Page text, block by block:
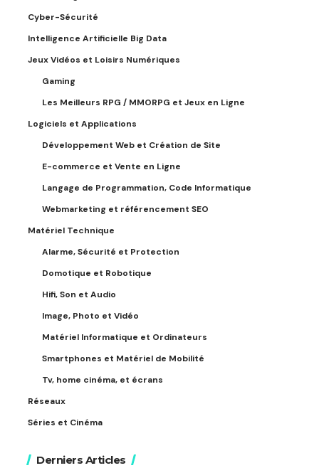
Cyber-Sécurité
Intelligence Artificielle Big Data
Jeux Vidéos et Loisirs Numériques
Gaming
Les Meilleurs RPG / MMORPG et Jeux en Ligne
Logiciels et Applications
Développement Web et Création de Site
E-commerce et Vente en Ligne
Langage de Programmation, Code Informatique
Webmarketing et référencement SEO
Matériel Technique
Alarme, Sécurité et Protection
Domotique et Robotique
Hifi, Son et Audio
Image, Photo et Vidéo
Matériel Informatique et Ordinateurs
Smartphones et Matériel de Mobilité
Tv, home cinéma, et écrans
Réseaux
Séries et Cinéma
Derniers Articles